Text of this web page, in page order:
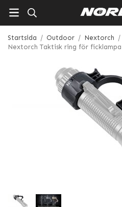
Startsida / Outdoor / Nextorch /
Nextorch Taktisk ring för ficklampa